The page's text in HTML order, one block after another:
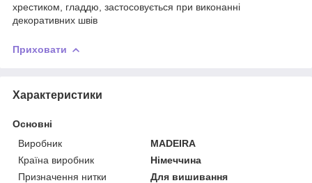
хрестиком, гладдю, застосовується при виконанні
декоративних швів
Приховати
Характеристики
Основні
Виробник
MADEIRA
Країна виробник
Німеччина
Призначення нитки
Для вишивання